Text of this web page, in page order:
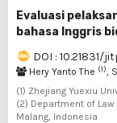
Evaluasi
bahasa Inggris
DOI : 10.21831/
Hery Yanto The (1),
(1) Zhejiang Yuexiu
(2) Department of
Malang, Indonesia